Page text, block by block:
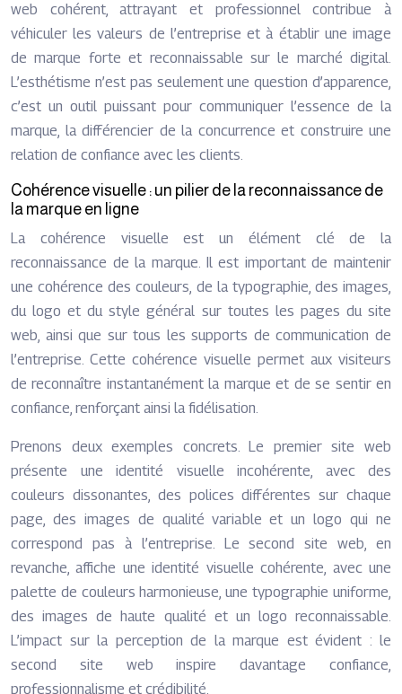
web cohérent, attrayant et professionnel contribue à
véhiculer les valeurs de l’entreprise et à établir une image
de marque forte et reconnaissable sur le marché digital.
L’esthétisme n’est pas seulement une question d’apparence,
c’est un outil puissant pour communiquer l’essence de la
marque, la différencier de la concurrence et construire une
relation de confiance avec les clients.
Cohérence visuelle : un pilier de la reconnaissance de
la marque en ligne
La cohérence visuelle est un élément clé de la
reconnaissance de la marque. Il est important de maintenir
une cohérence des couleurs, de la typographie, des images,
du logo et du style général sur toutes les pages du site
web, ainsi que sur tous les supports de communication de
l’entreprise. Cette cohérence visuelle permet aux visiteurs
de reconnaître instantanément la marque et de se sentir en
confiance, renforçant ainsi la fidélisation.
Prenons deux exemples concrets. Le premier site web
présente une identité visuelle incohérente, avec des
couleurs dissonantes, des polices différentes sur chaque
page, des images de qualité variable et un logo qui ne
correspond pas à l’entreprise. Le second site web, en
revanche, affiche une identité visuelle cohérente, avec une
palette de couleurs harmonieuse, une typographie uniforme,
des images de haute qualité et un logo reconnaissable.
L’impact sur la perception de la marque est évident : le
second site web inspire davantage confiance,
professionnalisme et crédibilité.